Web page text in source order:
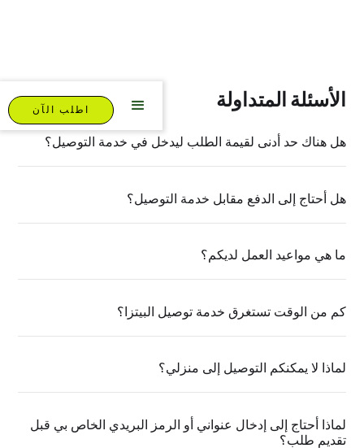
اطلب الآن الأسئلة المتداولة
هل هناك حد أدنى لقيمة الطلب ليدخل في خدمة التوصيل؟
لا.
هل أحتاج إلى الدفع مقابل خدمة التوصيل؟
نعم ، رسوم التوصيل لدينا هي5 ريال قطري. تدفع هذه الرسوم للسائق
ما هي مواعيد العمل لديكم؟
يمكنك العثور على عناوين متاجرنا ومواعيد العمل على
كم من الوقت تستغرق خدمة توصيل البيتزا؟
تصل البيتزا عادةً إلى باب منزلك في 40 دقيقة أو أقل.
لماذا لا يمكنكم التوصيل إلى منزلي؟
للأسف عنوانك خارج منطقة التوصيل لدينا ونأمل أن نكون في منطقتك
للطلبات السفري
لماذا أحتاج إلى إدخال عنواني أو الرمز البريدي الخاص بي قبل
تقديم طلب؟